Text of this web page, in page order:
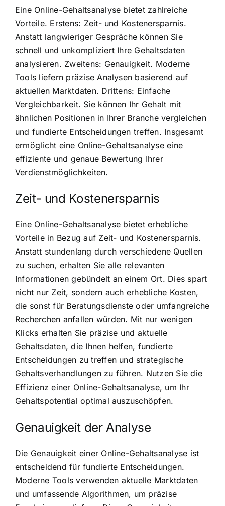
Eine Online-Gehaltsanalyse bietet zahlreiche
Vorteile. Erstens: Zeit- und Kostenersparnis.
Anstatt langwieriger Gespräche können Sie
schnell und unkompliziert Ihre Gehaltsdaten
analysieren. Zweitens: Genauigkeit. Moderne
Tools liefern präzise Analysen basierend auf
aktuellen Marktdaten. Drittens: Einfache
Vergleichbarkeit. Sie können Ihr Gehalt mit
ähnlichen Positionen in Ihrer Branche vergleichen
und fundierte Entscheidungen treffen. Insgesamt
ermöglicht eine Online-Gehaltsanalyse eine
effiziente und genaue Bewertung Ihrer
Verdienstmöglichkeiten.
Zeit- und Kostenersparnis
Eine Online-Gehaltsanalyse bietet erhebliche
Vorteile in Bezug auf Zeit- und Kostenersparnis.
Anstatt stundenlang durch verschiedene Quellen
zu suchen, erhalten Sie alle relevanten
Informationen gebündelt an einem Ort. Dies spart
nicht nur Zeit, sondern auch erhebliche Kosten,
die sonst für Beratungsdienste oder umfangreiche
Recherchen anfallen würden. Mit nur wenigen
Klicks erhalten Sie präzise und aktuelle
Gehaltsdaten, die Ihnen helfen, fundierte
Entscheidungen zu treffen und strategische
Gehaltsverhandlungen zu führen. Nutzen Sie die
Effizienz einer Online-Gehaltsanalyse, um Ihr
Gehaltspotential optimal auszuschöpfen.
Genauigkeit der Analyse
Die Genauigkeit einer Online-Gehaltsanalyse ist
entscheidend für fundierte Entscheidungen.
Moderne Tools verwenden aktuelle Marktdaten
und umfassende Algorithmen, um präzise